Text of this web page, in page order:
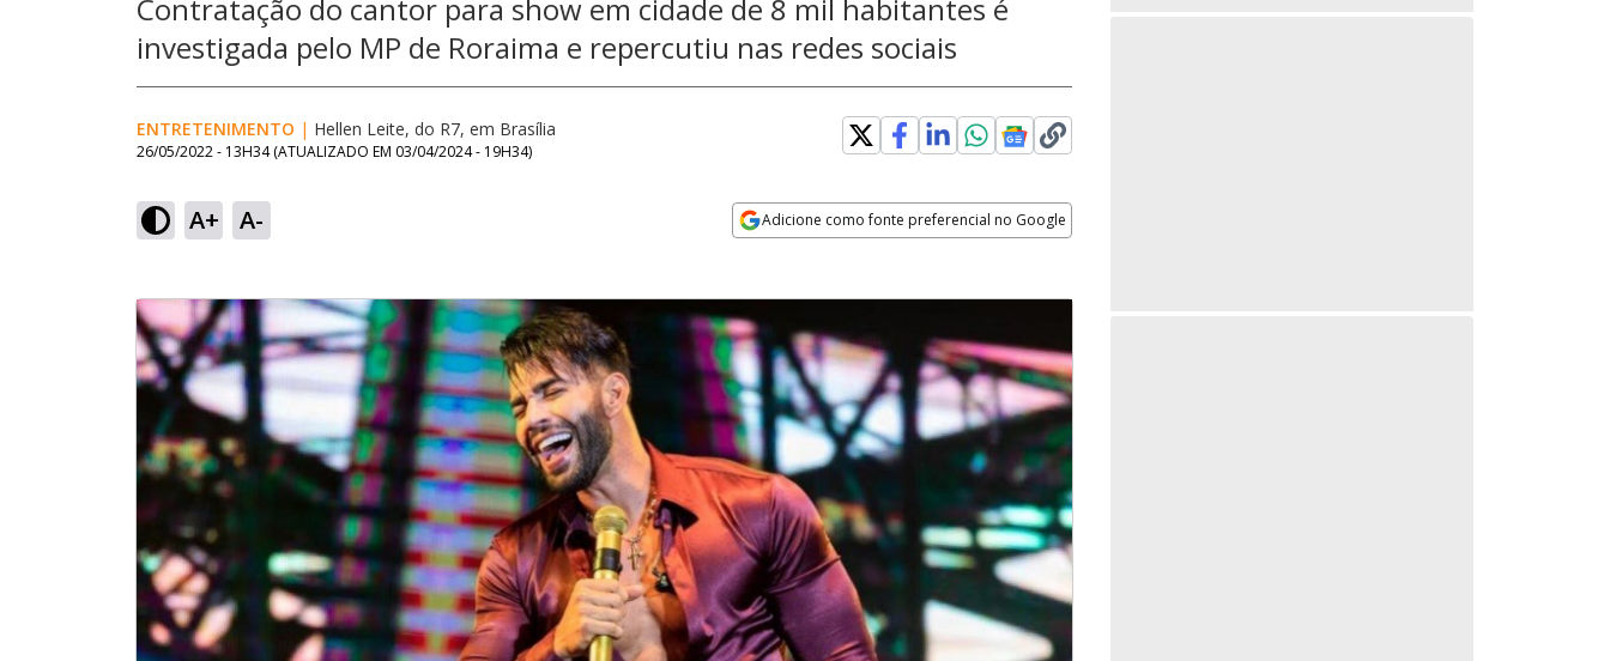
Contratação do cantor para show em cidade de 8 mil habitantes é
investigada pelo MP de Roraima e repercutiu nas redes sociais
ENTRETENIMENTO | Hellen Leite, do R7, em Brasília
26/05/2022 - 13H34 (ATUALIZADO EM 03/04/2024 - 19H34)
A+ A- Adicione como fonte preferencial no Google